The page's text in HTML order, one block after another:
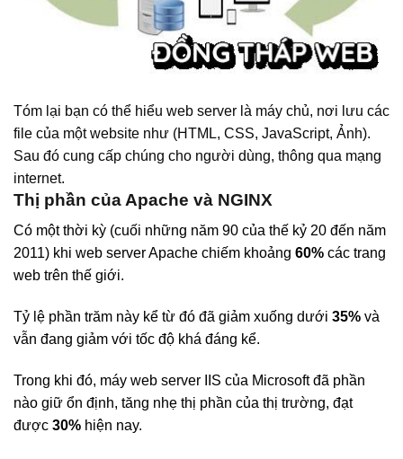
Tóm lại bạn có thể hiểu web server là máy chủ, nơi lưu các
file của một website như (HTML, CSS, JavaScript, Ảnh).
Sau đó cung cấp chúng cho người dùng, thông qua mạng
internet.
Thị phần của Apache và NGINX
Có một thời kỳ (cuối những năm 90 của thế kỷ 20 đến năm
2011) khi web server Apache chiếm khoảng 60% các trang
web trên thế giới.
Tỷ lệ phần trăm này kể từ đó đã giảm xuống dưới 35% và
vẫn đang giảm với tốc độ khá đáng kể.
Trong khi đó, máy web server IIS của Microsoft đã phần
nào giữ ổn định, tăng nhẹ thị phần của thị trường, đạt
được 30% hiện nay.